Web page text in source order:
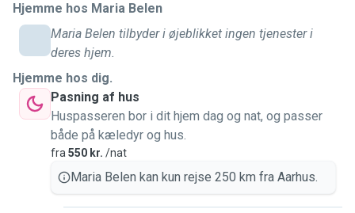
Hjemme hos Maria Belen
Maria Belen tilbyder i øjeblikket ingen tjenester i
deres hjem.
Hjemme hos dig.
Pasning af hus
Huspasseren bor i dit hjem dag og nat, og passer
både på kæledyr og hus.
fra 550 kr. /nat
Maria Belen kan kun rejse 250 km fra Aarhus.